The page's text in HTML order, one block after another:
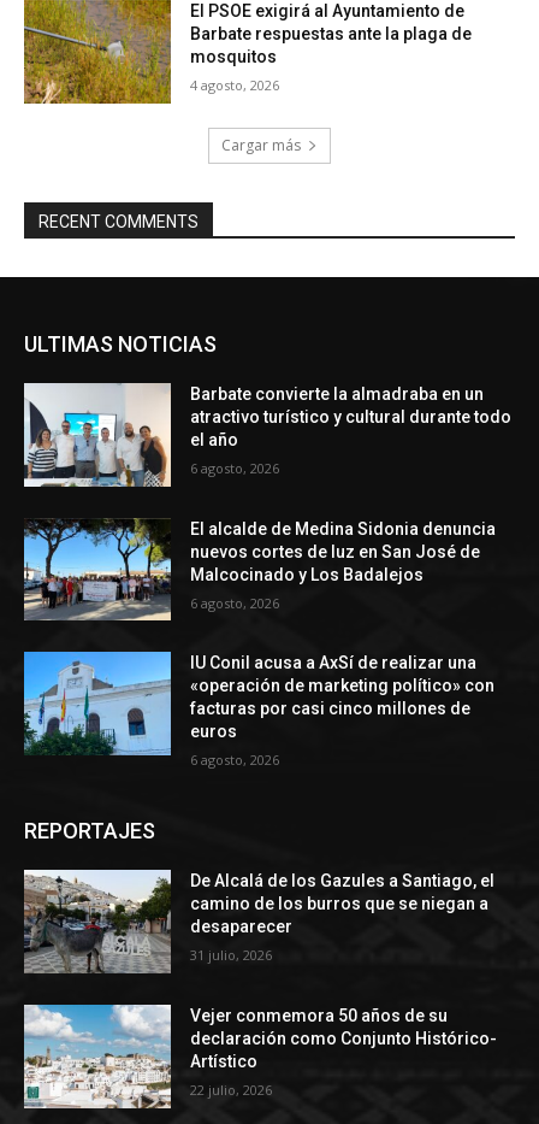
El PSOE exigirá al Ayuntamiento de
Barbate respuestas ante la plaga de
mosquitos
4 agosto, 2026
Cargar más
RECENT COMMENTS
ULTIMAS NOTICIAS
Barbate convierte la almadraba en un
atractivo turístico y cultural durante todo
el año
6 agosto, 2026
El alcalde de Medina Sidonia denuncia
nuevos cortes de luz en San José de
Malcocinado y Los Badalejos
6 agosto, 2026
IU Conil acusa a AxSí de realizar una
«operación de marketing político» con
facturas por casi cinco millones de
euros
6 agosto, 2026
REPORTAJES
De Alcalá de los Gazules a Santiago, el
camino de los burros que se niegan a
desaparecer
31 julio, 2026
Vejer conmemora 50 años de su
declaración como Conjunto Histórico-
Artístico
22 julio, 2026